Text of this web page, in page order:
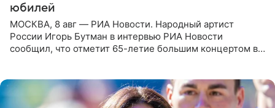
юбилей
МОСКВА, 8 авг — РИА Новости. Народный артист
России Игорь Бутман в интервью РИА Новости
сообщил, что отметит 65-летие большим концертом в